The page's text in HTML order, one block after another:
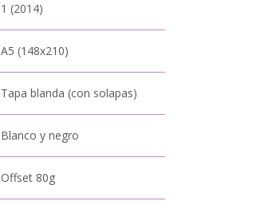
1 (2014)
A5 (148x210)
Tapa blanda (con solapas)
Blanco y negro
Offset 80g